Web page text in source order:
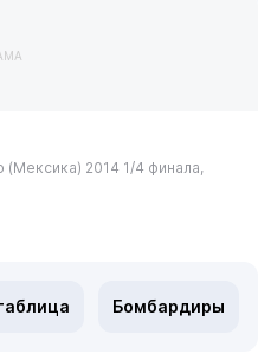
(Мексика) 2014 1/4 финала,
Бомбардиры